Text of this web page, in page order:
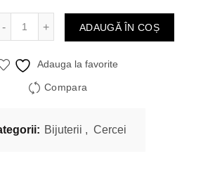
ADAUGĂ ÎN COȘ
Adauga la favorite
Compara
Bijuterii , Cercei